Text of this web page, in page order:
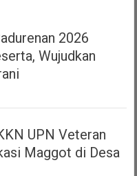
2026
Wujudkan
UPN Veteran
Maggot di Desa